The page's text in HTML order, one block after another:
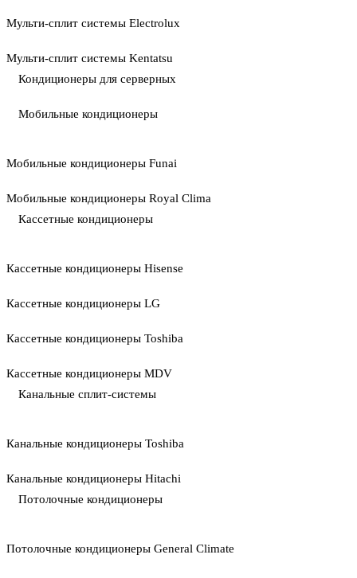
Мульти-сплит системы Electrolux
Мульти-сплит системы Kentatsu
Кондиционеры для серверных
Мобильные кондиционеры
Мобильные кондиционеры Funai
Мобильные кондиционеры Royal Clima
Кассетные кондиционеры
Кассетные кондиционеры Hisense
Кассетные кондиционеры LG
Кассетные кондиционеры Toshiba
Кассетные кондиционеры MDV
Канальные сплит-системы
Канальные кондиционеры Toshiba
Канальные кондиционеры Hitachi
Потолочные кондиционеры
Потолочные кондиционеры General Climate